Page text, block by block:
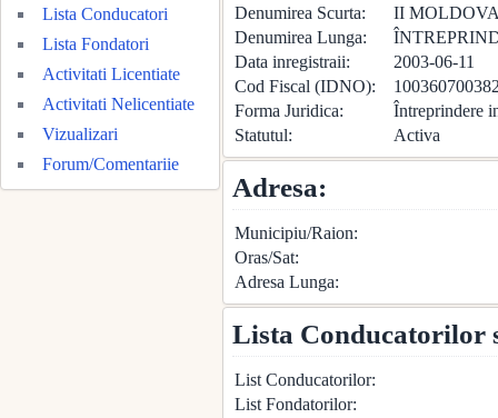
Lista Conducatori
Lista Fondatori
Activitati Licentiate
Activitati Nelicentiate
Vizualizari
Forum/Comentariie
Denumirea Scurta:
II
Denumirea Lunga:
Data inregistraii:
2003-06-11
Cod Fiscal (IDNO):
Forma Juridica:
Întreprindere
Statutul:
Activa
Adresa:
Municipiu/Raion:
Oras/Sat:
Adresa Lunga:
Lista Conducatorilor
List Conducatorilor:
List Fondatorilor: